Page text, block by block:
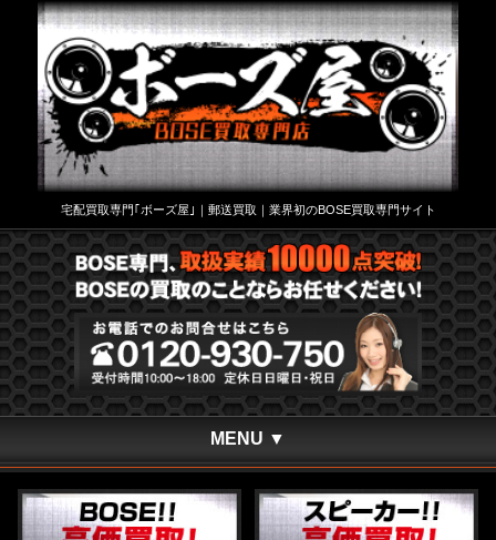
宅配買取専門｢ボーズ屋｣｜郵送買取｜業界初のBOSE買取専門サイト
MENU ▼